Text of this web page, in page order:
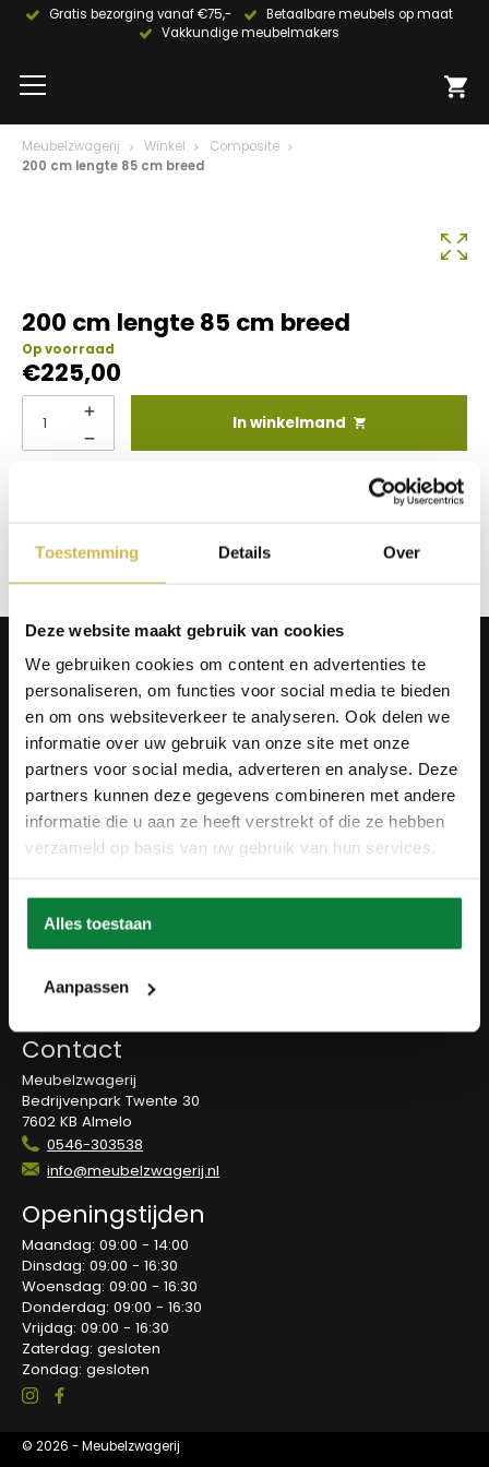
Toestemming Details Over
Deze website maakt gebruik van cookies
We gebruiken cookies om content en advertenties te
personaliseren, om functies voor social media te bieden
en om ons websiteverkeer te analyseren. Ook delen we
informatie over uw gebruik van onze site met onze
partners voor social media, adverteren en analyse. Deze
partners kunnen deze gegevens combineren met andere
informatie die u aan ze heeft verstrekt of die ze hebben
verzameld op basis van uw gebruik van hun services.
Alles toestaan
Aanpassen
Gratis bezorging vanaf €75,-
Betaalbare meubels op maat
Vakkundige meubelmakers
Meubelzwagerij Winkel
Composite
200 cm lengte 85 cm breed
200 cm lengte 85 cm breed
Op voorraad
€225,00
In winkelmand
Info aanvragen / wensen doorgeven
Op verlanglijstje
Producten
Tafels
Wanddecoratie
Tv-meubels
Accessoires
Onderstellen
Olie en onderhoud
Over ons
Wie zijn wij?
Ons materiaal
Duurzaamheid
Betaalmethodes
Overeenkomst herroepen
Contact
Meubelzwagerij
Bedrijvenpark Twente 30
7602 KB Almelo
0546-303538
info@meubelzwagerij.nl
Openingstijden
Maandag: 09:00 - 14:00
Dinsdag: 09:00 - 16:30
Woensdag: 09:00 - 16:30
Donderdag: 09:00 - 16:30
Vrijdag: 09:00 - 16:30
Zaterdag: gesloten
Zondag: gesloten
© 2026 - Meubelzwagerij